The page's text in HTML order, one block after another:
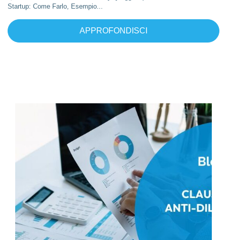
Startup: Come Farlo, Esempio...
APPROFONDISCI